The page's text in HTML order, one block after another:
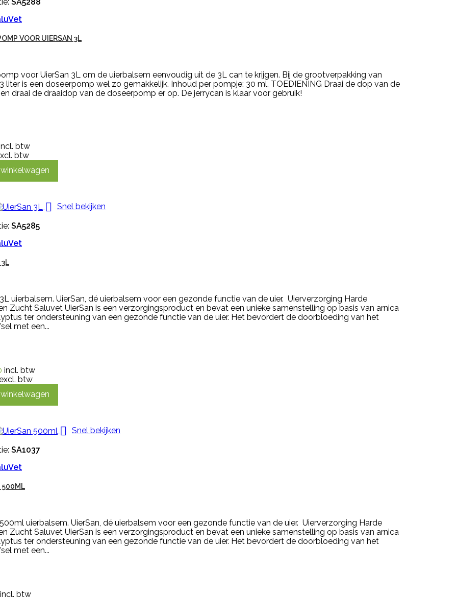
VOOR UIERSAN 3L
voor UierSan 3L om de uierbalsem eenvoudig uit de 3L can te krijgen. Bij de grootverpakking van
liter is een doseerpomp wel zo gemakkelijk. Inhoud per pompje: 30 ml. TOEDIENING Draai de dop van de
draai de draaidop van de doseerpomp er op. De jerrycan is klaar voor gebruik!
btw
btw
 Snel bekijken
SA5285
3L
uierbalsem. UierSan, dé uierbalsem voor een gezonde functie van de uier. Uierverzorging Harde
Zucht Saluvet UierSan is een verzorgingsproduct en bevat een unieke samenstelling op basis van arnica
ter ondersteuning van een gezonde functie van de uier. Het bevordert de doorbloeding van het
met een...
incl. btw
btw
 Snel bekijken
SA1037
500ML
uierbalsem. UierSan, dé uierbalsem voor een gezonde functie van de uier. Uierverzorging Harde
Zucht Saluvet UierSan is een verzorgingsproduct en bevat een unieke samenstelling op basis van arnica
ter ondersteuning van een gezonde functie van de uier. Het bevordert de doorbloeding van het
met een...
incl. btw